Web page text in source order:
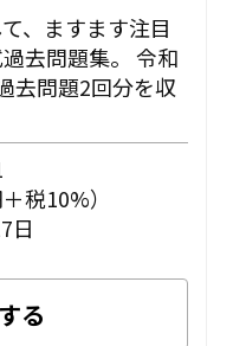
、ますます注目
去問題集。 令和
去問題2回分を収
税10%）
日
る